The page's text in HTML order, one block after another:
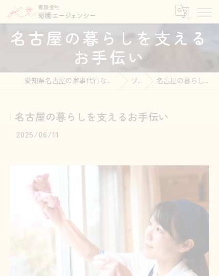
名古屋の暮らしを支える
お手伝い
愛知県名古屋の家事代行なら有限会社菊園エージェンシー ブログ 名古屋の暮らしを支えるお手伝い
名古屋の暮らしを支えるお手伝い
2025/06/11